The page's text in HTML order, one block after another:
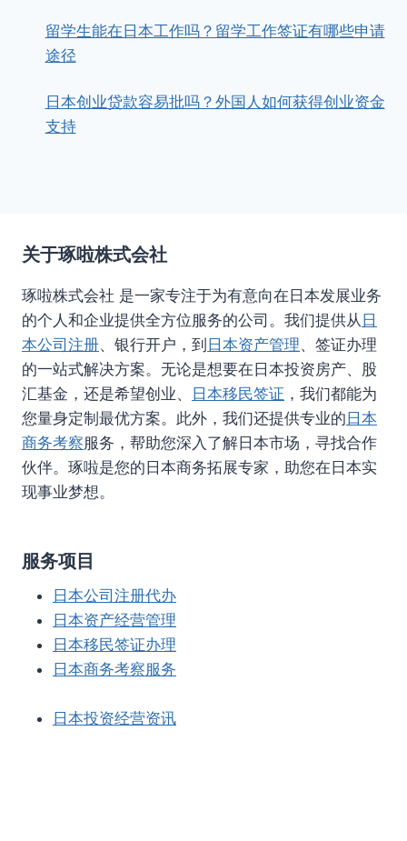
留学生能在日本工作吗？留学工作签证有哪些申请
途径
日本创业贷款容易批吗？外国人如何获得创业资金
支持
关于琢啦株式会社
琢啦株式会社 是一家专注于为有意向在日本发展业务
的个人和企业提供全方位服务的公司。我们提供从 日
本公司注册、银行开户，到日本资产管理、签证办理
的一站式解决方案。无论是想要在日本投资房产、股
汇基金，还是希望创业、 日本移民签证 ，我们都能为
您量身定制最优方案。此外，我们还提供专业的日本
商务考察服务，帮助您深入了解日本市场，寻找合作
伙伴。琢啦是您的日本商务拓展专家，助您在日本实
现事业梦想。
服务项目
日本公司注册代办
日本资产经营管理
日本移民签证办理
日本商务考察服务
日本投资经营资讯